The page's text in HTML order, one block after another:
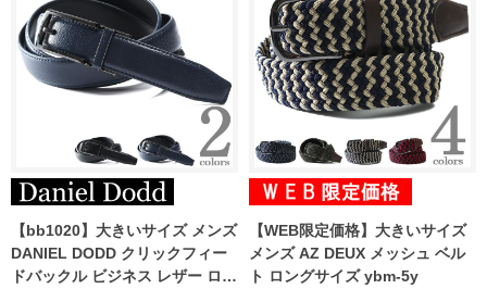
【bb1020】大きいサイズ メンズ
DANIEL DODD クリックフィー
ドバックル ビジネス レザー ロン
【WEB限定価格】大きいサイズ
メンズ AZ DEUX メッシュ ベル
ト ロングサイズ ybm-5y